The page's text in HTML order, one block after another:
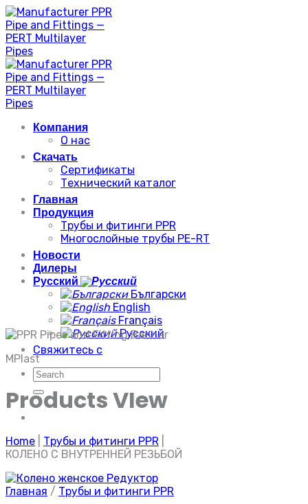
Skip
to
content
Компания
О нас
Скачать
Сертификаты
Технический каталог
Главная
Продукция
Трубы и фитинги PPR
Многослойные трубы PE-RT
Новости
Дилеры
Русский
Български
English
Français
Русский
Свяжитесь с
Искать:
MPlast
Products VIew
Home Трубы и фитинги PPR
КОЛЕНО С ВНУТРЕННЕЙ РЕЗЬБОЙ
Главная / Трубы и фитинги PPR